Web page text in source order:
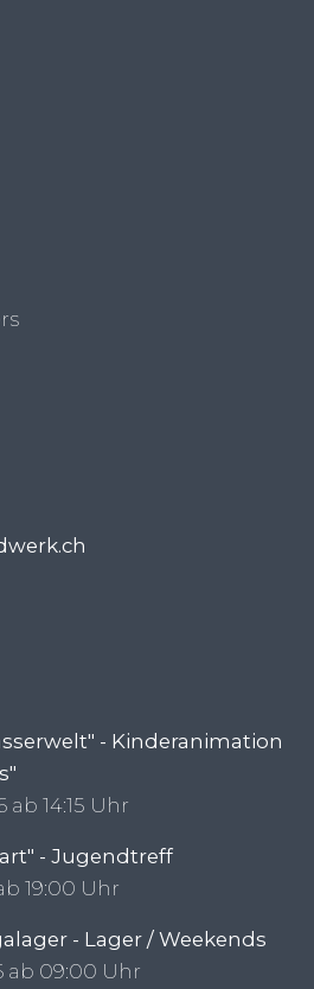
- Kinderanimation
ab 14:15 Uhr
- Jugendtreff
19:00 Uhr
- Lager / Weekends
ab 09:00 Uhr